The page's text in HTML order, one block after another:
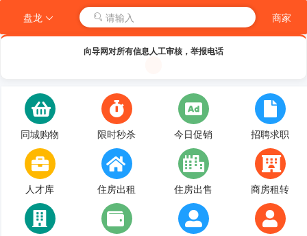
盘龙 请输入 商家
向导网对所有信息人工审核，举报电话
同城购物 限时秒杀 今日促销 招聘求职
人才库 住房出租 住房出售 商房租转